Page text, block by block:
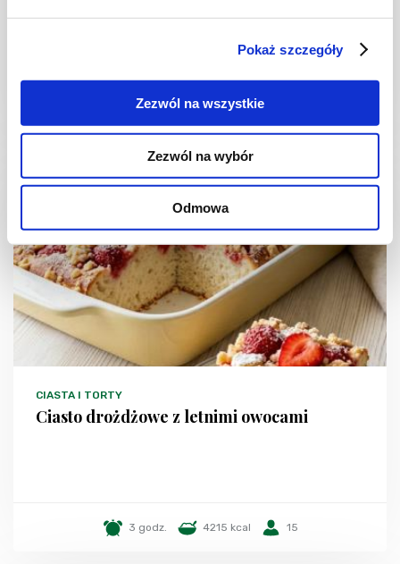
Pokaż szczegóły
Zezwól na wszystkie
Zezwól na wybór
Odmowa
najlepszy przepis
2906 kcal
CIASTA I TORTY
Ciasto drożdżowe z letnimi owocami
3 godz. 4215 kcal 15